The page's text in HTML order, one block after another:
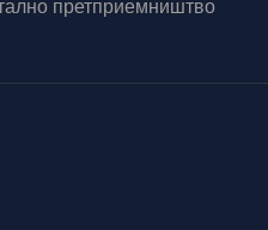
претприемништво